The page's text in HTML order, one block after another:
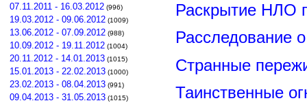
07.11.2011 - 16.03.2012 (996)
19.03.2012 - 09.06.2012 (1009)
13.06.2012 - 07.09.2012 (988)
10.09.2012 - 19.11.2012 (1004)
20.11.2012 - 14.01.2013 (1015)
15.01.2013 - 22.02.2013 (1000)
23.02.2013 - 08.04.2013 (991)
09.04.2013 - 31.05.2013 (1015)
Раскрытие НЛО
Расследование
Странные
Таинственные